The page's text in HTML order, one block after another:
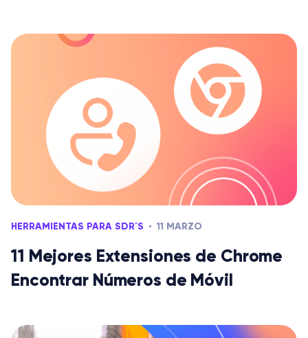
HERRAMIENTAS PARA SDR´S 11 MARZO
11 Mejores Extensiones de Chrome
Encontrar Números de Móvil